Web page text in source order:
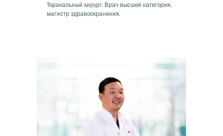
Торакальный хирург. Врач высшей категории,
магистр здравоохранения.